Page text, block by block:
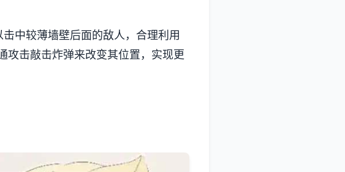
中较薄墙壁后面的敌人，合理利用
攻击敲击炸弹来改变其位置，实现更